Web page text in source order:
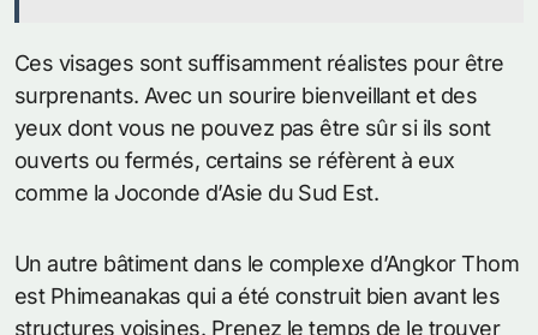
Ces visages sont suffisamment réalistes pour être
surprenants. Avec un sourire bienveillant et des
yeux dont vous ne pouvez pas être sûr si ils sont
ouverts ou fermés, certains se réfèrent à eux
comme la Joconde d’Asie du Sud Est.
Un autre bâtiment dans le complexe d’Angkor Thom
est Phimeanakas qui a été construit bien avant les
structures voisines. Prenez le temps de le trouver